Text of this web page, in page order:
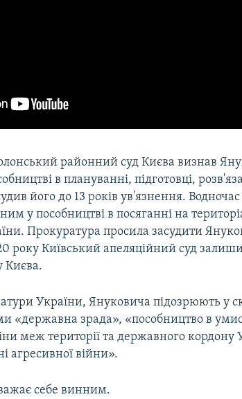
районний суд Києва визнав
в плануванні, підготовці,
його до 13 років ув'язнення.
у пособництві в посяганні на
Прокуратура просила засудити
року Київський апеляційний суд
Києва.
України, Януковича підозрюють у
«державна зрада», «пособництво в
меж території та державного кордону
агресивної війни».
себе винним.